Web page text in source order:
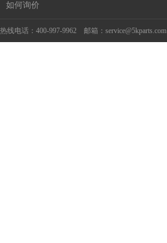
如何询价
热线电话：400-997-9962 邮箱：service@5kparts.com